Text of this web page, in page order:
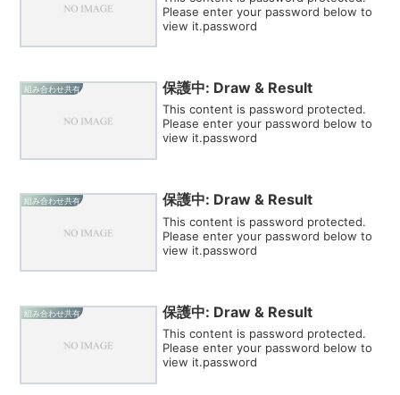
Please enter your password below to
view it.password
組み合わせ共有 保護中: Draw & Result
This content is password protected.
Please enter your password below to
view it.password
組み合わせ共有 保護中: Draw & Result
This content is password protected.
Please enter your password below to
view it.password
組み合わせ共有 保護中: Draw & Result
This content is password protected.
Please enter your password below to
view it.password